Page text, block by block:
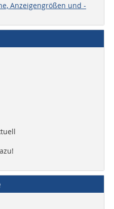
Anzeigengrößen und -